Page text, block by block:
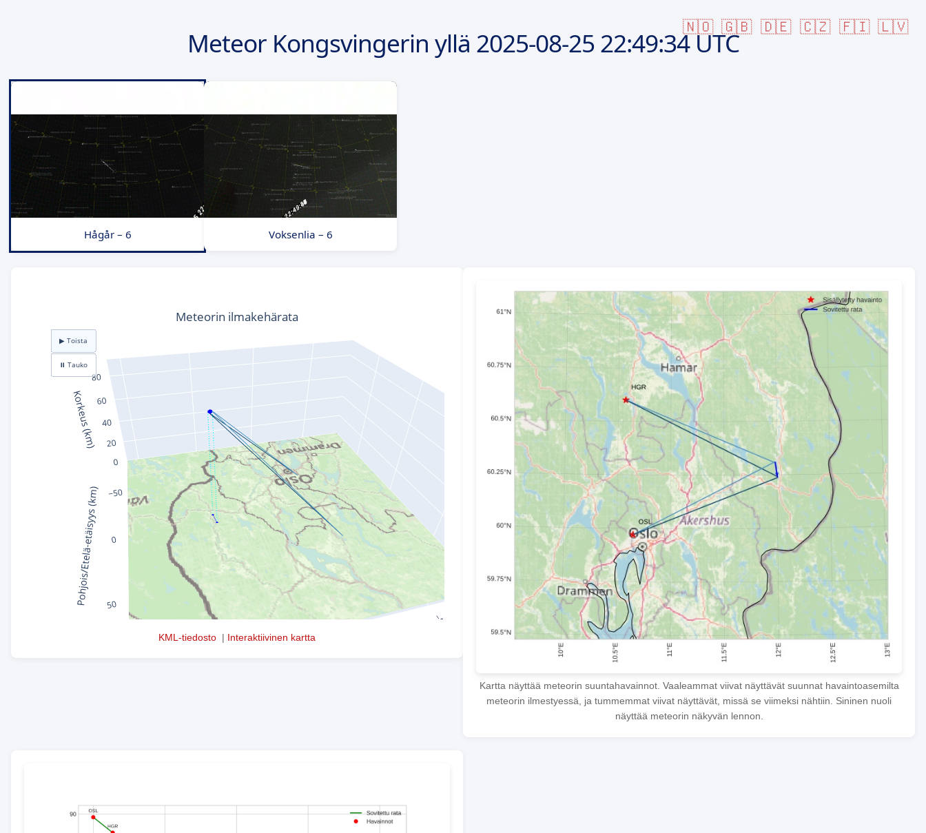
🇳🇴 🇬🇧 🇩🇪 🇨🇿 🇫🇮 🇱🇻
Meteor Kongsvingerin yllä 2025-08-25 22:49:34 UTC
Hågår – 6 Voksenlia – 6
KML-tiedosto | Interaktiivinen kartta
Kartta näyttää meteorin suuntahavainnot. Vaaleammat viivat näyttävät suunnat havaintoasemilta
meteorin ilmestyessä, ja tummemmat viivat näyttävät, missä se viimeksi nähtiin. Sininen nuoli
näyttää meteorin näkyvän lennon.